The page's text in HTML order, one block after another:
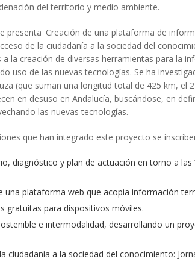
del territorio y medio ambiente.
presenta 'Creación de una plataforma de
de la ciudadanía a la sociedad del
a la creación de diversas herramientas para la
uso de las nuevas tecnologías. Se ha
(que suman una longitud total de 425 km, el
en desuso en Andalucía, buscándose, en
las nuevas tecnologías.
que han integrado este proyecto se
diagnóstico y plan de actuación en torno a las
una plataforma web que acopia información
gratuitas para dispositivos móviles.
e intermodalidad, desarrollando un
ciudadanía a la sociedad del conocimiento: